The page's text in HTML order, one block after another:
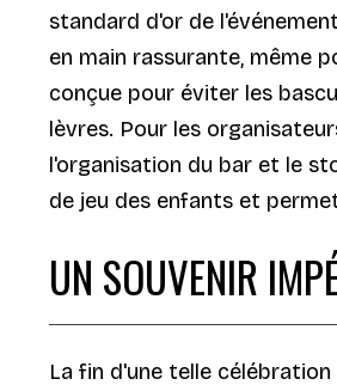
standard d'or de
en main rassurante, même
conçue pour éviter les
lèvres. Pour les
l'organisation du bar et le
de jeu des enfants et
UN SOUVENIR
La fin d'une telle